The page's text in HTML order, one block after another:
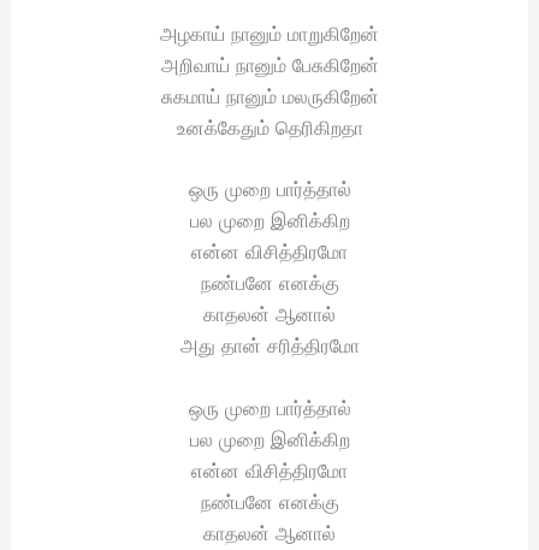
அழகாய் நானும் மாறுகிறேன்
அறிவாய் நானும் பேசுகிறேன்
சுகமாய் நானும் மலருகிறேன்
உனக்கேதும் தெரிகிறதா
ஒரு முறை பார்த்தால்
பல முறை இனிக்கிற
என்ன விசித்திரமோ
நண்பனே எனக்கு
காதலன் ஆனால்
அது தான் சரித்திரமோ
ஒரு முறை பார்த்தால்
பல முறை இனிக்கிற
என்ன விசித்திரமோ
நண்பனே எனக்கு
காதலன் ஆனால்